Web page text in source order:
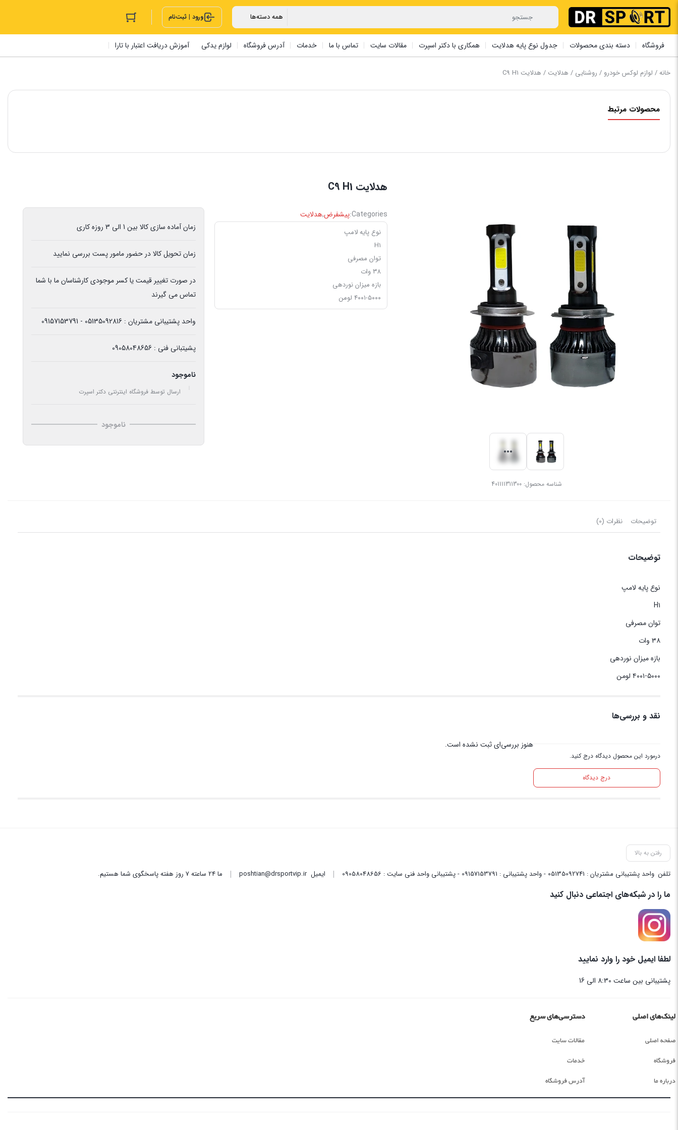
ورود | ثبت‌نام
فروشگاه دسته بندی محصولات جدول نوع پایه هدلایت همکاری با دکتر اسپرت مقالات سایت تماس با ما خدمات آدرس فروشگاه لوازم یدکی آموزش دریافت اعتبار با تارا
خانه/ لوازم لوکس خودرو / روشنایی / هدلایت / هدلایت ‏C9 H1
محصولات مرتبط
شناسه محصول:401111311300
هدلایت ‏C9 H1
Categories:پیشفرض,هدلایت
نوع پایه لامپ
H۱
توان مصرفی
۳۸ وات
بازه میزان نوردهی
۴۰۰۱-۵۰۰۰ لومن
زمان آماده سازی کالا بین 1 الی 3 روزه کاری
زمان تحویل کالا در حضور مامور پست بررسی نمایید
در صورت تغییر قیمت یا کسر موجودی کارشناسان ما با شما
تماس می گیرند
واحد پشتیبانی مشتریان : 05135092816 - 09157153791
پشیتبانی فنی : 09058048656
ناموجود
ارسال توسط فروشگاه اینترنتی دکتر اسپرت
ناموجود
توضیحات نظرات (0)
توضیحات
نوع پایه لامپ
H۱
توان مصرفی
۳۸ وات
بازه میزان نوردهی
۴۰۰۱-۵۰۰۰ لومن
نقد و بررسی‌ها
درمورد این محصول دیدگاه درج کنید.
درج دیدگاه
هنوز بررسی‌ای ثبت نشده است.
رفتن به بالا
تلفن واحد پشتیبانی مشتریان : 05135092741 - واحد پشتیبانی : 09157153791 - پشتیبانی واحد فنی سایت : 09058048656 ایمیلposhtian@drsportvip.ir ما 24 ساعته 7 روز هفته پاسخگوی شما هستیم.
ما را در شبکه‌های اجتماعی دنبال کنید
لطفا ایمیل خود را وارد نمایید
پشتیبانی بین ساعت 8:30 الی 16
لینک‌های اصلی
صفحه اصلی
فروشگاه
درباره ما
دسترسی‌های سریع
مقالات سایت
خدمات
آدرس فروشگاه